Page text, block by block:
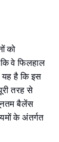
को
वे फिलहाल
यह है कि इस
तरह से
बैलेंस
के अंतर्गत